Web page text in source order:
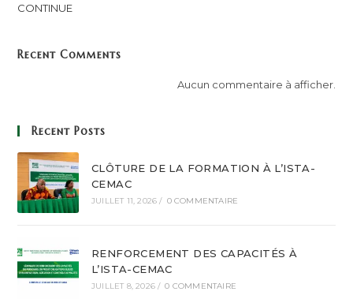
CONTINUE
Recent Comments
Aucun commentaire à afficher.
Recent Posts
CLÔTURE DE LA FORMATION À L’ISTA-
CEMAC
JUILLET 11, 2026 / 0 COMMENTAIRE
RENFORCEMENT DES CAPACITÉS À
L’ISTA-CEMAC
JUILLET 8, 2026 / 0 COMMENTAIRE